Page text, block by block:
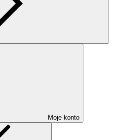
Moje konto